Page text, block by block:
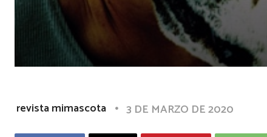
revista mimascota 3 DE MARZO DE 2020